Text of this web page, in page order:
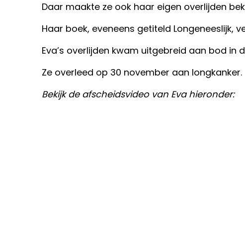
Daar maakte ze ook haar eigen overlijden
Haar boek, eveneens getiteld Longeneeslijk,
Eva’s overlijden kwam uitgebreid aan bod in
Ze overleed op 30 november aan longkanker.
Bekijk de afscheidsvideo van Eva hieronder: